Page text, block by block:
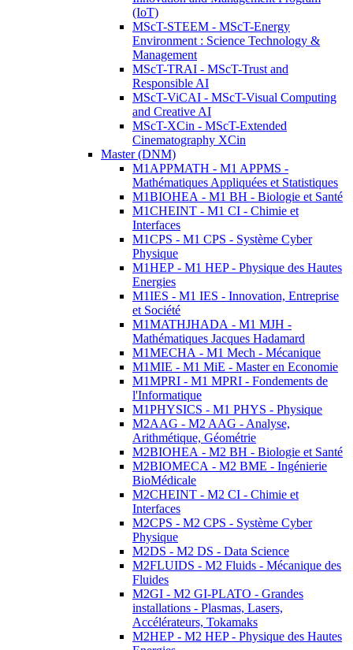
(IoT)
MScT-STEEM - MScT-Energy
Environment : Science Technology &
Management
MScT-TRAI - MScT-Trust and
Responsible AI
MScT-ViCAI - MScT-Visual Computing
and Creative AI
MScT-XCin - MScT-Extended
Cinematography XCin
Master (DNM)
M1APPMATH - M1 APPMS -
Mathématiques Appliquées et Statistiques
M1BIOHEA - M1 BH - Biologie et Santé
M1CHEINT - M1 CI - Chimie et
Interfaces
M1CPS - M1 CPS - Système Cyber
Physique
M1HEP - M1 HEP - Physique des Hautes
Energies
M1IES - M1 IES - Innovation, Entreprise
et Société
M1MATHJHADA - M1 MJH -
Mathématiques Jacques Hadamard
M1MECHA - M1 Mech - Mécanique
M1MIE - M1 MiE - Master en Economie
M1MPRI - M1 MPRI - Fondements de
l'Informatique
M1PHYSICS - M1 PHYS - Physique
M2AAG - M2 AAG - Analyse,
Arithmétique, Géométrie
M2BIOHEA - M2 BH - Biologie et Santé
M2BIOMECA - M2 BME - Ingénierie
BioMédicale
M2CHEINT - M2 CI - Chimie et
Interfaces
M2CPS - M2 CPS - Système Cyber
Physique
M2DS - M2 DS - Data Science
M2FLUIDS - M2 Fluids - Mécanique des
Fluides
M2GI - M2 GI-PLATO - Grandes
installations - Plasmas, Lasers,
Accélérateurs, Tokamaks
M2HEP - M2 HEP - Physique des Hautes